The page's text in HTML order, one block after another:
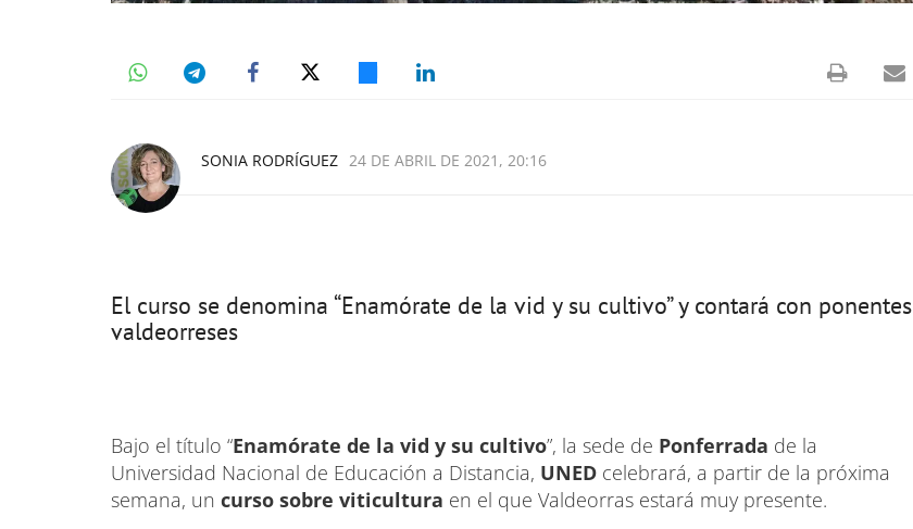
SONIA RODRÍGUEZ 24 DE ABRIL DE 2021, 20:16
El curso se denomina “Enamórate de la vid y su cultivo” y contará con ponentes
valdeorreses
Bajo el título “Enamórate de la vid y su cultivo”, la sede de Ponferrada de la
Universidad Nacional de Educación a Distancia, UNED celebrará, a partir de la próxima
semana, un curso sobre viticultura en el que Valdeorras estará muy presente.